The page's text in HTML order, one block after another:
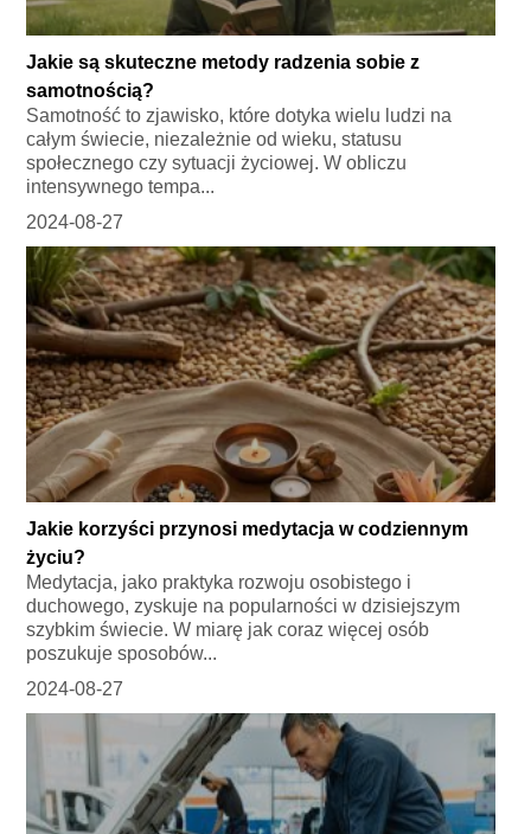
Jakie są skuteczne metody radzenia sobie z
samotnością?
Samotność to zjawisko, które dotyka wielu ludzi na
całym świecie, niezależnie od wieku, statusu
społecznego czy sytuacji życiowej. W obliczu
intensywnego tempa...
2024-08-27
Jakie korzyści przynosi medytacja w codziennym
życiu?
Medytacja, jako praktyka rozwoju osobistego i
duchowego, zyskuje na popularności w dzisiejszym
szybkim świecie. W miarę jak coraz więcej osób
poszukuje sposobów...
2024-08-27